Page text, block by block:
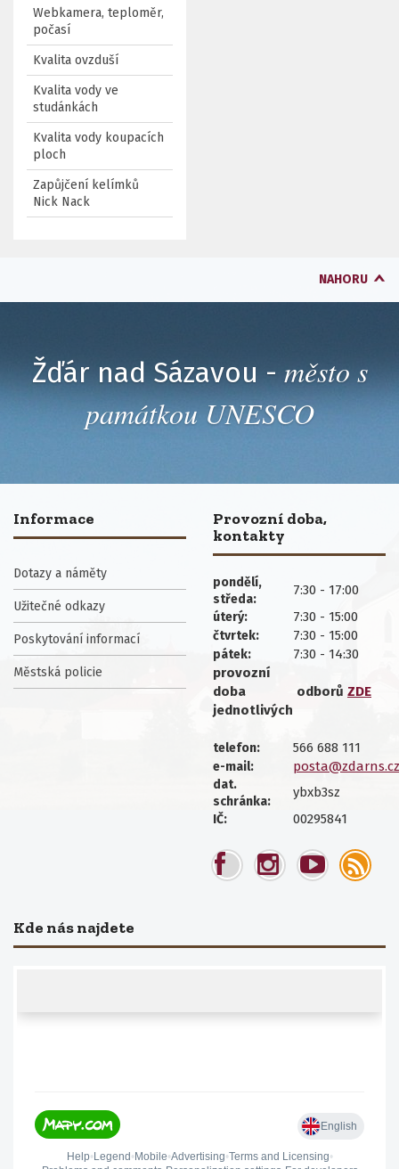
Webkamera, teploměr,
počasí
Kvalita ovzduší
Kvalita vody ve
studánkách
Kvalita vody koupacích
ploch
Zapůjčení kelímků
Nick Nack
NAHORU
Žďár nad Sázavou - město s
památkou UNESCO
Informace
Dotazy a náměty
Užitečné odkazy
Poskytování informací
Městská policie
Provozní doba,
kontakty
pondělí,
středa:
7:30 - 17:00
úterý: 7:30 - 15:00
čtvrtek: 7:30 - 15:00
pátek:
7:30 - 14:30
provozní
doba
jednotlivých
odborů ZDE
telefon: 566 688 111
e-mail: posta@zdarns.cz
dat.
schránka:
ybxb3sz
IČ: 00295841
Kde nás najdete